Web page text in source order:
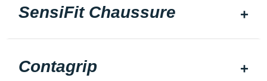
SensiFit Chaussure
Contagrip